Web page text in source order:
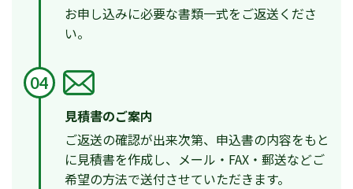
お申し込みに必要な書類一式をご返送くださ
い。
04
見積書のご案内
ご返送の確認が出来次第、申込書の内容をもと
に見積書を作成し、メール・FAX・郵送などご
希望の方法で送付させていただきます。